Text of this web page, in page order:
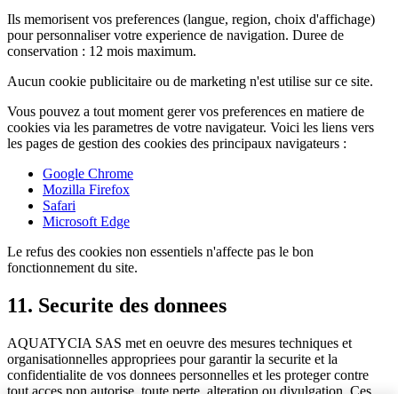
Ils memorisent vos preferences (langue, region, choix d'affichage)
pour personnaliser votre experience de navigation. Duree de
conservation : 12 mois maximum.
Aucun cookie publicitaire ou de marketing n'est utilise sur ce site.
Vous pouvez a tout moment gerer vos preferences en matiere de
cookies via les parametres de votre navigateur. Voici les liens vers
les pages de gestion des cookies des principaux navigateurs :
Google Chrome
Mozilla Firefox
Safari
Microsoft Edge
Le refus des cookies non essentiels n'affecte pas le bon
fonctionnement du site.
11. Securite des donnees
AQUATYCIA SAS met en oeuvre des mesures techniques et
organisationnelles appropriees pour garantir la securite et la
confidentialite de vos donnees personnelles et les proteger contre
tout acces non autorise, toute perte, alteration ou divulgation. Ces